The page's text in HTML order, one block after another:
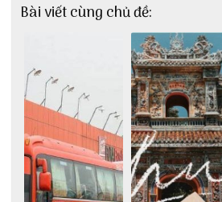
Bài viết cùng chủ đề: